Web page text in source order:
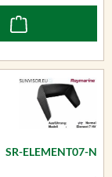
SR-ELEMENT07-N